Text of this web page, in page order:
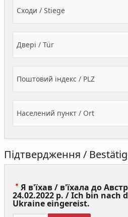
Сходи / Stiege
Двері / Tür
Поштовий індекс / PLZ
Населений пункт / Ort
Підтвердження /
Я в'їхав / в'їхала до
24.02.2022 р. / Ich bin nach
Ukraine eingereist.
Required)